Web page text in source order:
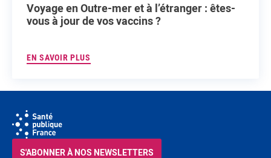
Voyage en Outre-mer et à l’étranger : êtes-
vous à jour de vos vaccins ?
EN SAVOIR PLUS
S'ABONNER À NOS NEWSLETTERS